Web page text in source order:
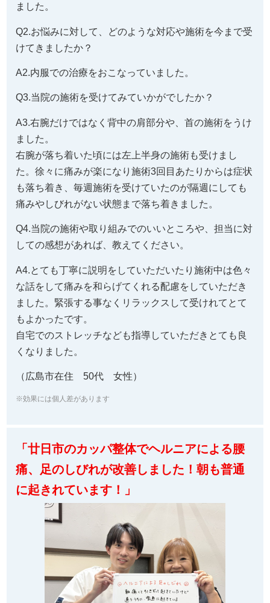
ました。
Q2.お悩みに対して、どのような対応や施術を今まで受
けてきましたか？
A2.内服での治療をおこなっていました。
Q3.当院の施術を受けてみていかがでしたか？
A3.右腕だけではなく背中の肩部分や、首の施術をうけ
ました。
右腕が落ち着いた頃には左上半身の施術も受けまし
た。徐々に痛みが楽になり施術3回目あたりからは症状
も落ち着き、毎週施術を受けていたのが隔週にしても
痛みやしびれがない状態まで落ち着きました。
Q4.当院の施術や取り組みでのいいところや、担当に対
しての感想があれば、教えてください。
A4.とても丁寧に説明をしていただいたり施術中は色々
な話をして痛みを和らげてくれる配慮をしていただき
ました。緊張する事なくリラックスして受けれてとて
もよかったです。
自宅でのストレッチなども指導していただきとても良
くなりました。
（広島市在住 50代 女性）
※効果には個人差があります
「廿日市のカッパ整体でヘルニアによる腰
痛、足のしびれが改善しました！ 朝も普通
に起きれています！」